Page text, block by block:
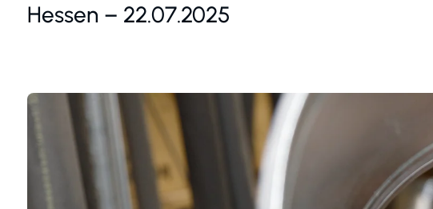
Hessen – 22.07.2025